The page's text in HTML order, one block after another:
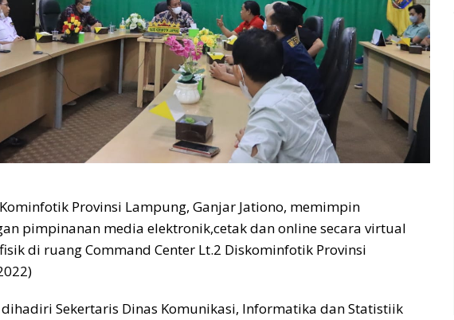
Provinsi Lampung, Ganjar Jationo, memimpin
pimpinanan media elektronik,cetak dan online secara virtual
di ruang Command Center Lt.2 Diskominfotik Provinsi
Sekertaris Dinas Komunikasi, Informatika dan Statistiik